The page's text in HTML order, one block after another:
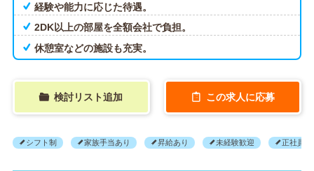
経験や能力に応じた待遇。
2DK以上の部屋を全額会社で負担。
休憩室などの施設も充実。
検討リスト追加 この求人に応募
シフト制 家族手当あり 昇給あり 未経験歓迎 正社員登